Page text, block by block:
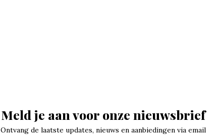
Meld je aan voor onze nieuwsbrief
Ontvang de laatste updates, nieuws en aanbiedingen via email